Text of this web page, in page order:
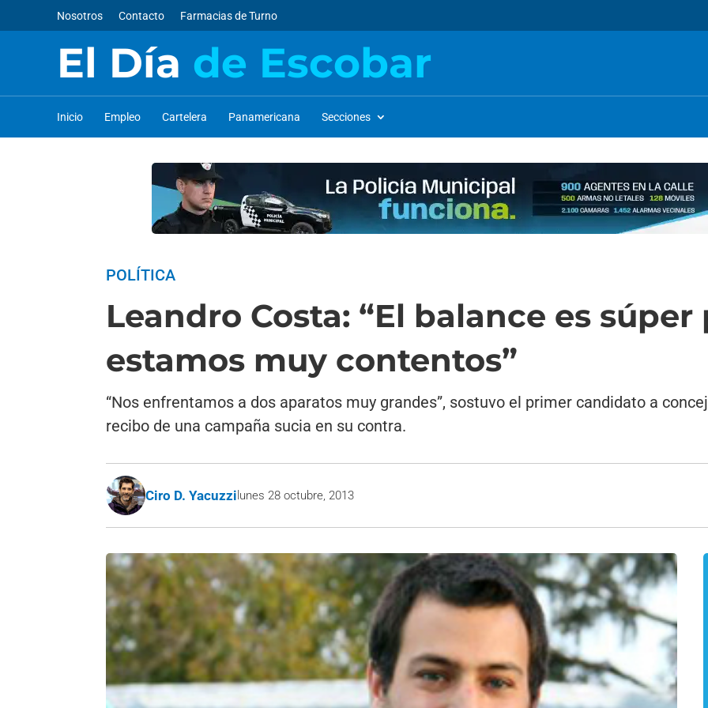
Nosotros Contacto Farmacias de Turno
El Día de Escobar
Inicio Empleo Cartelera Panamericana Secciones
POLÍTICA
Leandro Costa: “El balance es
estamos muy contentos”
“Nos enfrentamos a dos aparatos muy grandes”, sostuvo el primer candidato a
recibo de una campaña sucia en su contra.
Ciro D. Yacuzzi lunes 28 octubre, 2013